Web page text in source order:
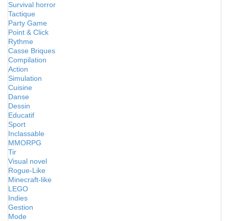
Survival horror
Tactique
Party Game
Point & Click
Rythme
Casse Briques
Compilation
Action
Simulation
Cuisine
Danse
Dessin
Educatif
Sport
Inclassable
MMORPG
Tir
Visual novel
Rogue-Like
Minecraft-like
LEGO
Indies
Gestion
Mode